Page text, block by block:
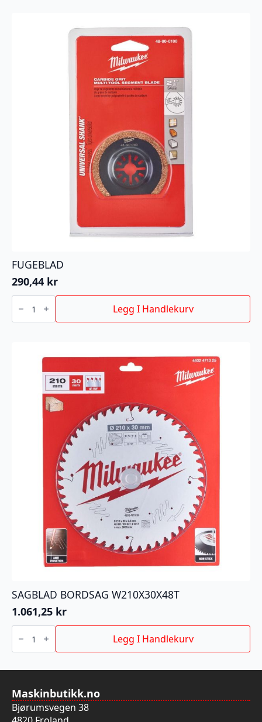
FUGEBLAD
290,44 kr
FUGEBLAD
antall Legg I Handlekurv
SAGBLAD BORDSAG W210X30X48T
1.061,25 kr
SAGBLAD
BORDSAG
W210X30X48T
antall
Legg I Handlekurv
Maskinbutikk.no
Bjørumsvegen 38